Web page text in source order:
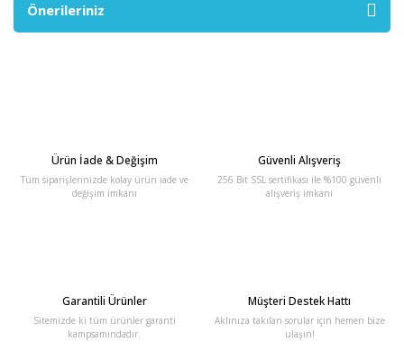
Önerileriniz
Ürün İade & Değişim
Tüm siparişlerinizde kolay ürün iade ve
değişim imkanı
Güvenli Alışveriş
256 Bit SSL sertifikası ile %100 güvenli
alışveriş imkanı
Garantili Ürünler
Sitemizde ki tüm ürünler garanti
kampsamındadır.
Müşteri Destek Hattı
Aklınıza takılan sorular için hemen bize
ulaşın!